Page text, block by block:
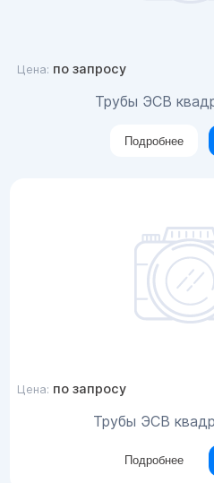
Цена: по запросу
Трубы ЭСВ
Подробнее
Цена: по запросу
Трубы ЭСВ
Подробнее